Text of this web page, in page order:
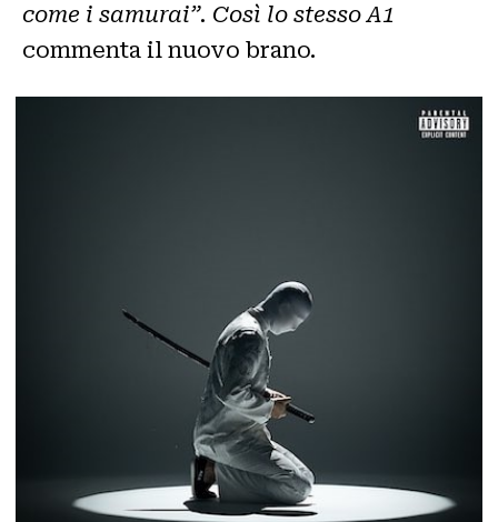
come i samurai”. Così lo stesso A1
commenta il nuovo brano.